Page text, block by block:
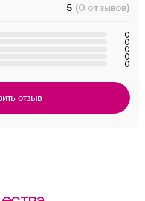
5 (0 отзывов)
0
0
0
0
0
отзыв